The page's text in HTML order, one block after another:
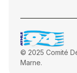
© 2025 Comité
Marne.